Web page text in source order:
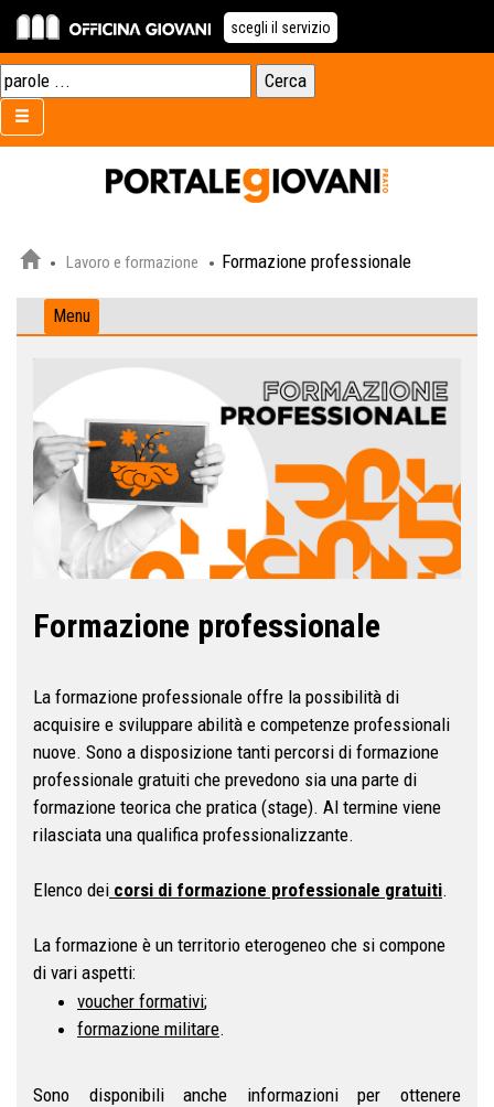
scegli il servizio
Lavoro e formazione Formazione professionale
Menu
Formazione professionale
La formazione professionale offre la possibilità di
acquisire e sviluppare abilità e competenze professionali
nuove. Sono a disposizione tanti percorsi di formazione
professionale gratuiti che prevedono sia una parte di
formazione teorica che pratica (stage). Al termine viene
rilasciata una qualifica professionalizzante.
Elenco dei corsi di formazione professionale gratuiti.
La formazione è un territorio eterogeneo che si compone
di vari aspetti:
voucher formativi;
formazione militare.
Sono disponibili anche informazioni per ottenere